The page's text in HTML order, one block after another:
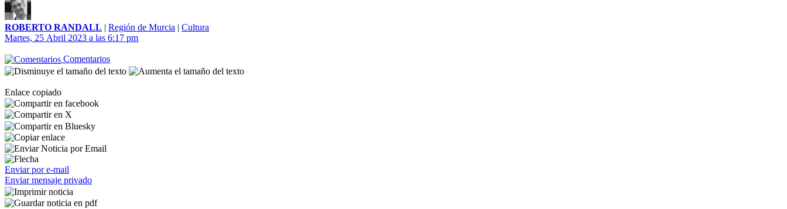
ROBERTO RANDALL | Región de Murcia | Cultura
Martes, 25 Abril 2023 a las 6:17 pm
Comentarios
Enlace copiado
Enviar por e-mail
Enviar mensaje privado